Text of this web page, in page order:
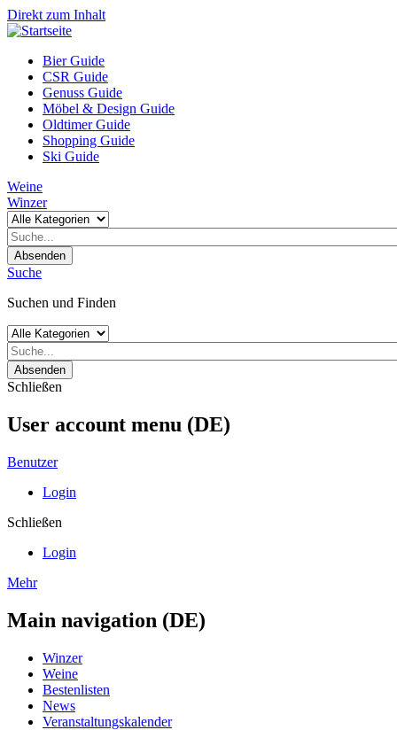
Direkt zum Inhalt
Bier Guide
CSR Guide
Genuss Guide
Möbel & Design Guide
Oldtimer Guide
Shopping Guide
Ski Guide
Weine
Winzer
Absenden
Suche
Suchen und Finden
Absenden
Schließen
User account menu (DE)
Benutzer
Login
Schließen
Login
Mehr
Main navigation (DE)
Winzer
Weine
Bestenlisten
News
Veranstaltungskalender